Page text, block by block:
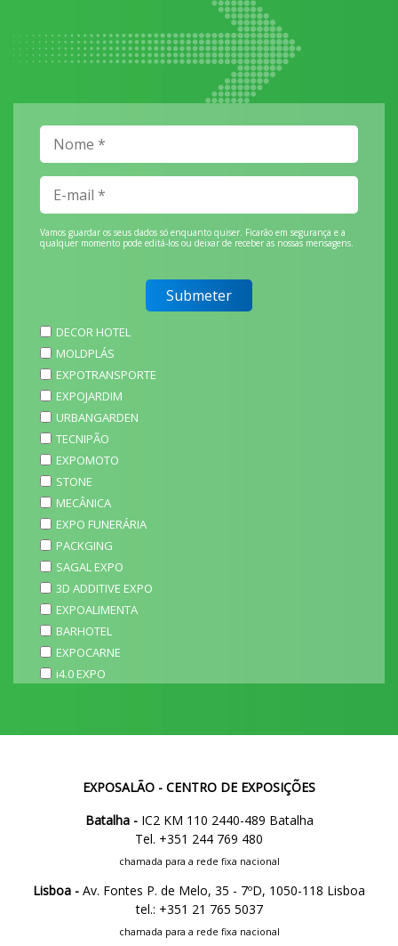
Vamos guardar os seus dados só enquanto quiser. Ficarão em segurança e a
qualquer momento pode editá-los ou deixar de receber as nossas mensagens.
DECOR HOTEL
MOLDPLÁS
EXPOTRANSPORTE
EXPOJARDIM
URBANGARDEN
TECNIPÃO
EXPOMOTO
STONE
MECÂNICA
EXPO FUNERÁRIA
PACKGING
SAGAL EXPO
3D ADDITIVE EXPO
EXPOALIMENTA
BARHOTEL
EXPOCARNE
i4.0 EXPO
EXPOSALÃO - CENTRO DE EXPOSIÇÕES
Batalha -IC2 KM 110 2440-489 Batalha
Tel. +351 244 769 480
chamada para a rede fixa nacional
Lisboa - Av. Fontes P. de Melo, 35 - 7ºD, 1050-118 Lisboa
tel.: +351 21 765 5037
chamada para a rede fixa nacional